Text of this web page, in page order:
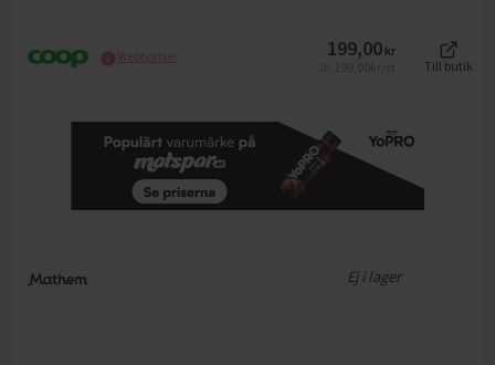
Webbpriser 199,00 kr
Till butik
Ej i lager